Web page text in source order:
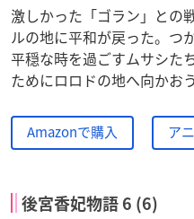
激しかった「ゴラン」と
ルの地に平和が戻った。つ
平穏な時を過ごすムサシた
ためにロロドの地へ向かお
Amazonで購入 ア
後宮香妃物語 6 (6)